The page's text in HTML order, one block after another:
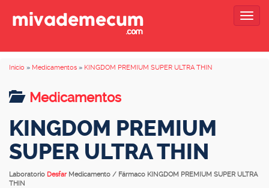
Inicio » Medicamentos » KINGDOM PREMIUM SUPER ULTRA THIN
Medicamentos
KINGDOM PREMIUM
SUPER ULTRA THIN
Laboratorio Desfar Medicamento / Fármaco KINGDOM PREMIUM SUPER ULTRA
THIN